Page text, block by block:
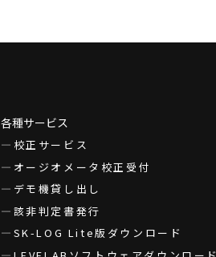
各種サービス
校正サービス
オージオメータ校正受付
デモ機貸し出し
該非判定書発行
SK-LOG Lite版ダウンロード